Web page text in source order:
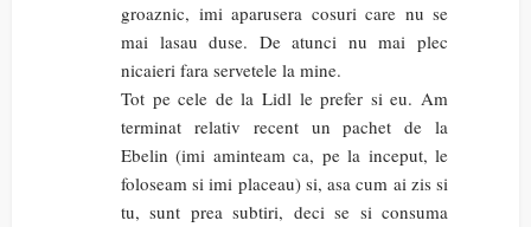
groaznic, imi aparusera cosuri care nu se
mai lasau duse. De atunci nu mai plec
nicaieri fara servetele la mine.
Tot pe cele de la Lidl le prefer si eu. Am
terminat relativ recent un pachet de la
Ebelin (imi aminteam ca, pe la inceput, le
foloseam si imi placeau) si, asa cum ai zis si
tu, sunt prea subtiri, deci se si consuma